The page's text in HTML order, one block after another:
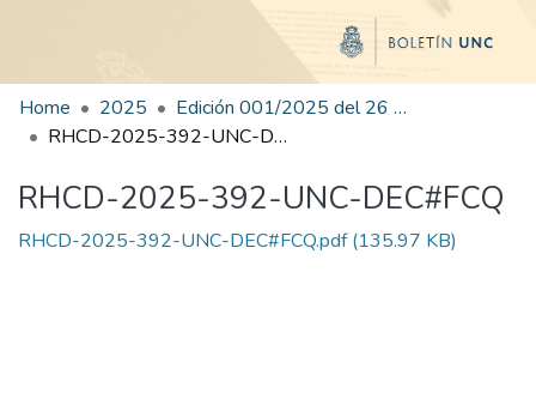
Home 2025
Edición 001/2025 del 26 de mayo de 2025
RHCD-2025-392-UNC-DEC#FCQ
RHCD-2025-392-UNC-DEC#FCQ
RHCD-2025-392-UNC-DEC#FCQ.pdf(135.97 KB)